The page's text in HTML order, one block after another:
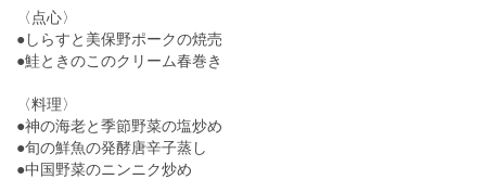
〈点心〉
●しらすと美保野ポークの焼売
●鮭ときのこのクリーム春巻き
〈料理〉
●神の海老と季節野菜の塩炒め
●旬の鮮魚の発酵唐辛子蒸し
●中国野菜のニンニク炒め